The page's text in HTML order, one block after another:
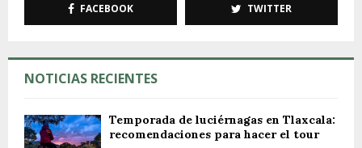
FACEBOOK TWITTER
NOTICIAS RECIENTES
Temporada de luciérnagas en Tlaxcala:
recomendaciones para hacer el tour